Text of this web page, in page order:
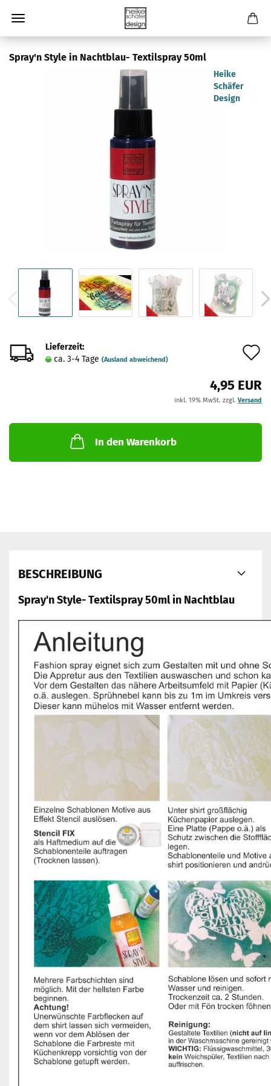
Spray'n Style in Nachtblau- Textilspray 50ml
Heike
Schäfer
Design
Lieferzeit:
ca. 3-4 Tage (Ausland abweichend)
4,95 EUR
inkl. 19% MwSt. zzgl. Versand
In den Warenkorb
BESCHREIBUNG
Spray'n Style- Textilspray 50ml in Nachtblau